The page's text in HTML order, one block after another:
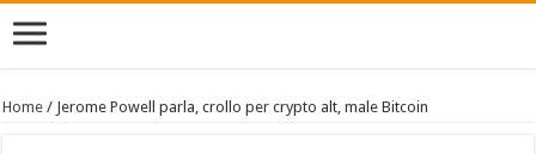
Home / Jerome Powell parla, crollo per crypto alt, male Bitcoin